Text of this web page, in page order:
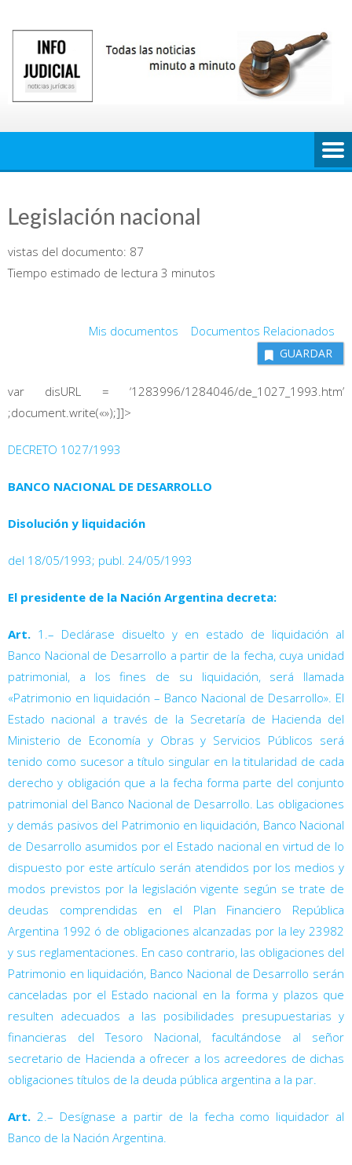
contenido
Legislación nacional
vistas del documento: 87
Tiempo estimado de lectura 3 minutos
Mis documentos Documentos Relacionados
GUARDAR
var disURL = ‘1283996/1284046/de_1027_1993.htm’
;document.write(«»);]]>
DECRETO 1027/1993
BANCO NACIONAL DE DESARROLLO
Disolución y liquidación
del 18/05/1993; publ. 24/05/1993
El presidente de la Nación Argentina decreta:
Art. 1.– Declárase disuelto y en estado de liquidación al
Banco Nacional de Desarrollo a partir de la fecha, cuya unidad
patrimonial, a los fines de su liquidación, será llamada
«Patrimonio en liquidación – Banco Nacional de Desarrollo». El
Estado nacional a través de la Secretaría de Hacienda del
Ministerio de Economía y Obras y Servicios Públicos será
tenido como sucesor a título singular en la titularidad de cada
derecho y obligación que a la fecha forma parte del conjunto
patrimonial del Banco Nacional de Desarrollo. Las obligaciones
y demás pasivos del Patrimonio en liquidación, Banco Nacional
de Desarrollo asumidos por el Estado nacional en virtud de lo
dispuesto por este artículo serán atendidos por los medios y
modos previstos por la legislación vigente según se trate de
deudas comprendidas en el Plan Financiero República
Argentina 1992 ó de obligaciones alcanzadas por la ley 23982
y sus reglamentaciones. En caso contrario, las obligaciones del
Patrimonio en liquidación, Banco Nacional de Desarrollo serán
canceladas por el Estado nacional en la forma y plazos que
resulten adecuados a las posibilidades presupuestarias y
financieras del Tesoro Nacional, facultándose al señor
secretario de Hacienda a ofrecer a los acreedores de dichas
obligaciones títulos de la deuda pública argentina a la par.
Art. 2.– Desígnase a partir de la fecha como liquidador al
Banco de la Nación Argentina.